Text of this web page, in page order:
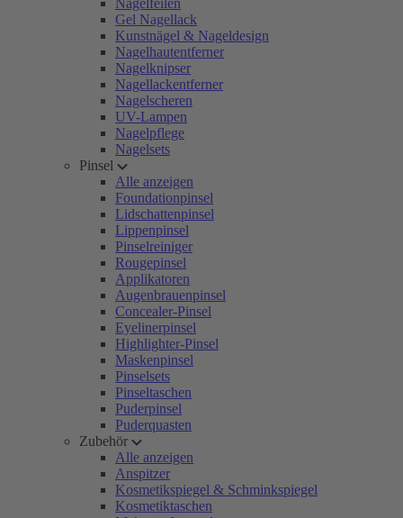
Nagelfeilen
Gel Nagellack
Kunstnägel & Nageldesign
Nagelhautentferner
Nagelknipser
Nagellackentferner
Nagelscheren
UV-Lampen
Nagelpflege
Nagelsets
Pinsel
Alle anzeigen
Foundationpinsel
Lidschattenpinsel
Lippenpinsel
Pinselreiniger
Rougepinsel
Applikatoren
Augenbrauenpinsel
Concealer-Pinsel
Eyelinerpinsel
Highlighter-Pinsel
Maskenpinsel
Pinselsets
Pinseltaschen
Puderpinsel
Puderquasten
Zubehör
Alle anzeigen
Anspitzer
Kosmetikspiegel & Schminkspiegel
Kosmetiktaschen